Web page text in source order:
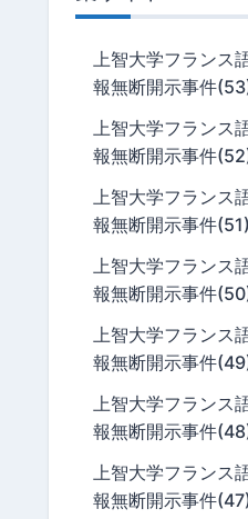
上智大学フランス
報無断開示事件
上智大学フランス
報無断開示事件
上智大学フランス
報無断開示事件(51)
上智大学フランス
報無断開示事件
上智大学フランス
報無断開示事件
上智大学フランス
報無断開示事件
上智大学フランス
報無断開示事件